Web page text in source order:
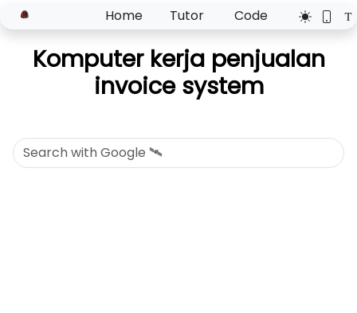
Home Tutor Code
Komputer kerja penjualan
invoice system